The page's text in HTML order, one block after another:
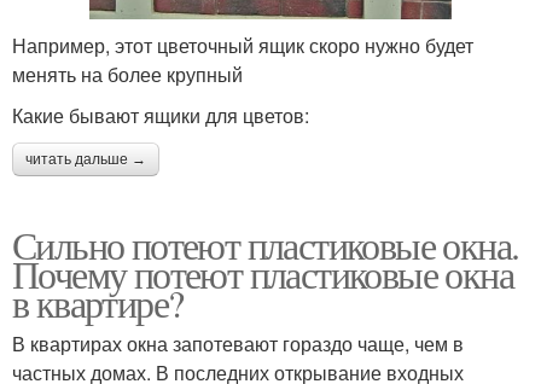
Например, этот цветочный ящик скоро нужно будет
менять на более крупный
Какие бывают ящики для цветов:
читать дальше →
Сильно потеют пластиковые окна.
Почему потеют пластиковые окна
в квартире?
В квартирах окна запотевают гораздо чаще, чем в
частных домах. В последних открывание входных